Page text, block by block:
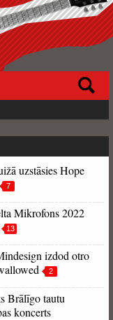
uzstāsies Hope
7
Mikrofons 2022
13
izdod otro
2
Brālīgo tautu
koncerts